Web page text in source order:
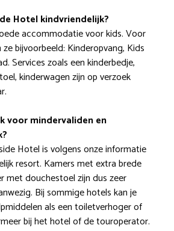
Hotel kindvriendelijk?
accommodatie voor kids. Voor
bijvoorbeeld: Kinderopvang, Kids
Services zoals een kinderbedje,
kinderwagen zijn op verzoek
voor mindervaliden en
Hotel is volgens onze informatie
resort. Kamers met extra brede
met douchestoel zijn dus zeer
Bij sommige hotels kan je
als een toiletverhoger of
bij het hotel of de touroperator.